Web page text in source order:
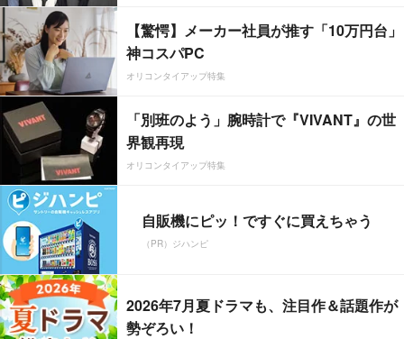
【驚愕】メーカー社員が推す「10万円台」
神コスパPC
オリコンタイアップ特集
「別班のよう」腕時計で『VIVANT』の世
界観再現
オリコンタイアップ特集
自販機にピッ！ですぐに買えちゃう
（PR）ジハンピ
2026年7月夏ドラマも、注目作＆話題作が
勢ぞろい！